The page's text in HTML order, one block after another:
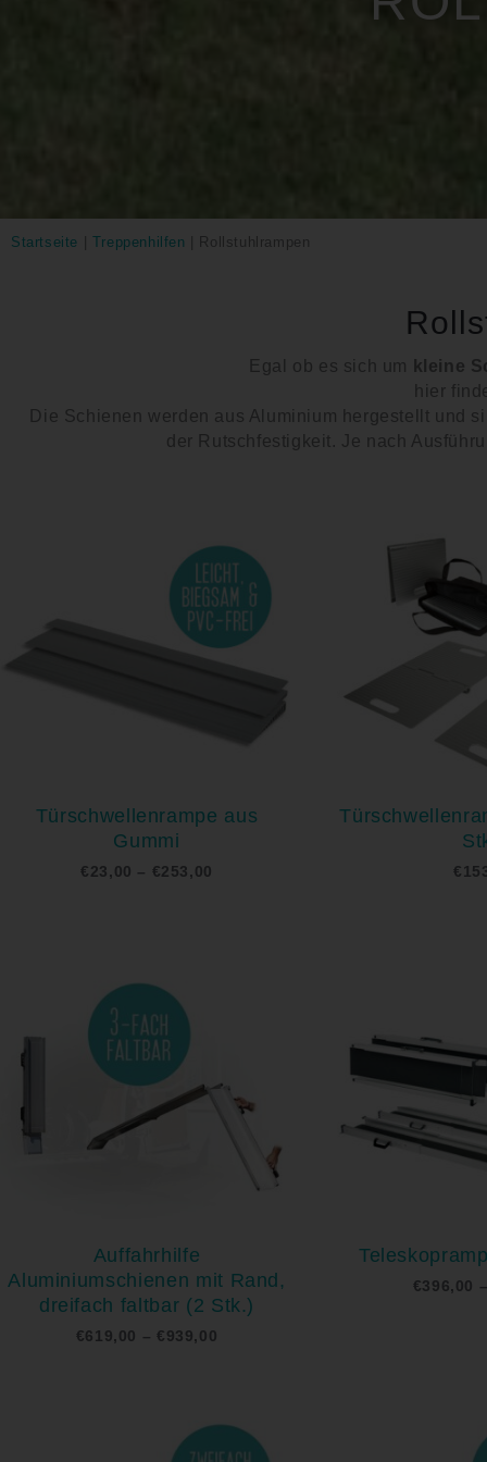
Startseite Treppenhilfen Rollstuhlrampen
Egal ob es sich um
kleine
hier
Die Schienen werden aus Aluminium hergestellt und
der Rutschfestigkeit. Je nach
Türschwellenrampe aus
Gummi
€23,00 – €253,00
bis
€253,00
€
Auffahrhilfe
Aluminiumschienen mit Rand,
dreifach faltbar (2 Stk.)
€619,00 – €939,00
€396,00
bis
€2.184,00